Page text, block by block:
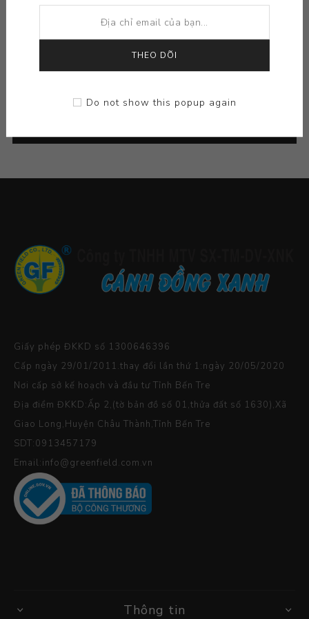
Giấy phép ĐKKD số 1300646396
Cấp ngày 29/01/2011.thay đổi lần thứ 1:ngày 20/05/2020
Nơi cấp sở kế hoạch và đầu tư Tỉnh Bến Tre
Địa điểm ĐKKD:Ấp 2,(tờ bản đồ số 01,thửa đất số 1630),Xã
Giao Long,Huyện Châu Thành,Tỉnh Bến Tre
SDT:0913457179
Email:info@greenfield.com.vn
Thông tin
THEO DÕI
Do not show this popup again